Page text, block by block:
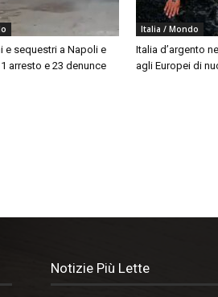
e sequestri a Napoli e
arresto e 23 denunce
Italia / Mondo
Italia d’argento
agli Europei di
Notizie Più Lette